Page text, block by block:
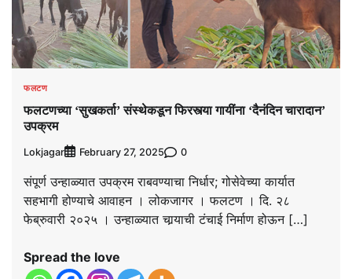
फलटण
फलटणच्या ‘सुखकर्ता’ संस्थेकडून फिरस्त्या गायींना ‘दैनंदिन चारादान’
उपक्रम
Lokjagar February 27, 2025 0
संपूर्ण उन्हाळ्यात उपक्रम राबवण्याचा निर्धार; गोसेवेच्या कार्यात
सहभागी होण्याचे आवाहन । लोकजागर । फलटण । दि. २८
फेब्रुवारी २०२५ । उन्हाळ्यात चार्‍याची टंचाई निर्माण होऊन […]
Spread the love